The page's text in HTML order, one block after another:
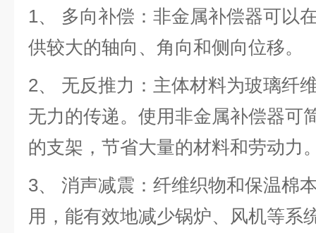
1、 多向补偿：非金属补偿器可以
供较大的轴向、角向和侧向位移。
2、 无反推力：主体材料为玻璃纤
无力的传递。使用非金属补偿器可
的支架，节省大量的材料和劳动力
3、 消声减震：纤维织物和保温棉
用，能有效地减少锅炉、风机等系